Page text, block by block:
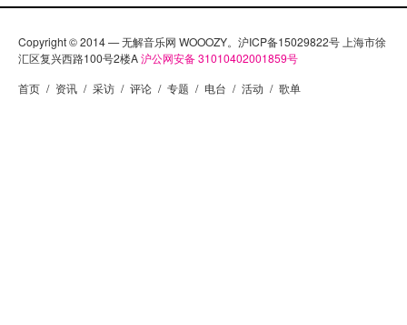
Copyright © 2014 — 无解音乐网 WOOOZY。沪ICP备15029822号 上海市徐
汇区复兴西路100号2楼A沪公网安备 31010402001859号
首页 / 资讯 / 采访 / 评论 / 专题 / 电台 / 活动 / 歌单